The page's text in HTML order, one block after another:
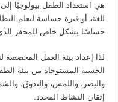
هي استعداد الطفل بيولوجيًا
للغة، أو فترة حساسة لتعلم
حساسًا بشكل خاص للمحفز الذي
لذا إعداد بيئة العمل
الحسية المستوحاة من بيئة
والبصر، واللمس، والتذوق،
إتقان النشاط المحدد.